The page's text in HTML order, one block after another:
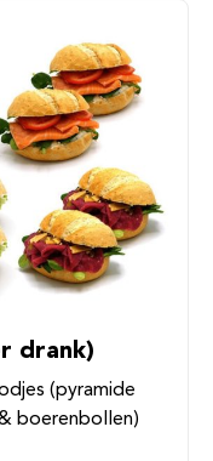
drank)
(pyramide
boerenbollen)